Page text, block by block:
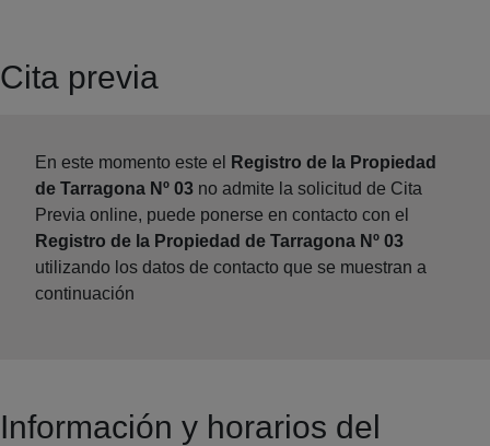
Cita previa
En este momento este el
Registro de la Propiedad
de Tarragona Nº 03 no admite la solicitud de Cita
Previa online, puede ponerse en contacto con el
Registro de la Propiedad de Tarragona Nº 03
utilizando los datos de contacto que se muestran a
continuación
Información y horarios del